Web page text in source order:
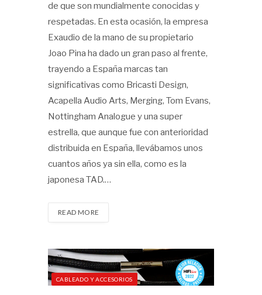
de que son mundialmente conocidas y
respetadas. En esta ocasión, la empresa
Exaudio de la mano de su propietario
Joao Pina ha dado un gran paso al frente,
trayendo a España marcas tan
significativas como Bricasti Design,
Acapella Audio Arts, Merging, Tom Evans,
Nottingham Analogue y una super
estrella, que aunque fue con anterioridad
distribuida en España, llevábamos unos
cuantos años ya sin ella, como es la
japonesa TAD.…
READ MORE
CABLEADO Y ACCESORIOS